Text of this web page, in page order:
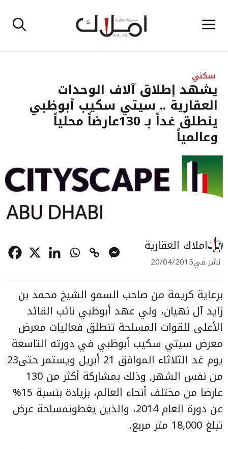
إلى القائمة
سكني
يشهد إطلاق آلاف الوحدات
العقارية .. سيتي سكيب أبوظبي
ينطلق غداً بـ 130عارضاً محلياً
وعالمياً
املاك العقارية
نشر في20/04/2015
برعاية كريمة من صاحب السمو الشيخ محمد بن
زايد آل نهيان، ولي عهد أبوظبي نائب القائد
الأعلى للقوات المسلحة تنطلق فعاليات معرض
معرض سيتي سكيب أبوظبي في دورته التاسعة
يوم غد الثلاثاء الموافق 21 أبريل ويستمر حتى23
من نفس الشهر, وذلك بمشاركة أكثر من 130
عارضا من مختلف أنحاء العالم، بزيادة بنسبة 15%
عن دورة العام 2014، والذين يغطونمساحة عرض
تبلغ 18,000 متر مربع.